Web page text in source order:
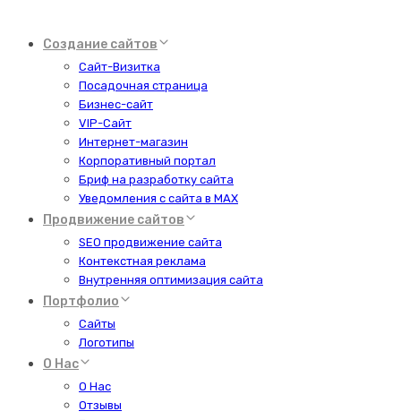
Создание сайтов
Сайт-Визитка
Посадочная страница
Бизнес-сайт
VIP-Сайт
Интернет-магазин
Корпоративный портал
Бриф на разработку сайта
Уведомления с сайта в MAX
Продвижение сайтов
SEO продвижение сайта
Контекстная реклама
Внутренняя оптимизация сайта
Портфолио
Сайты
Логотипы
О Нас
О Нас
Отзывы